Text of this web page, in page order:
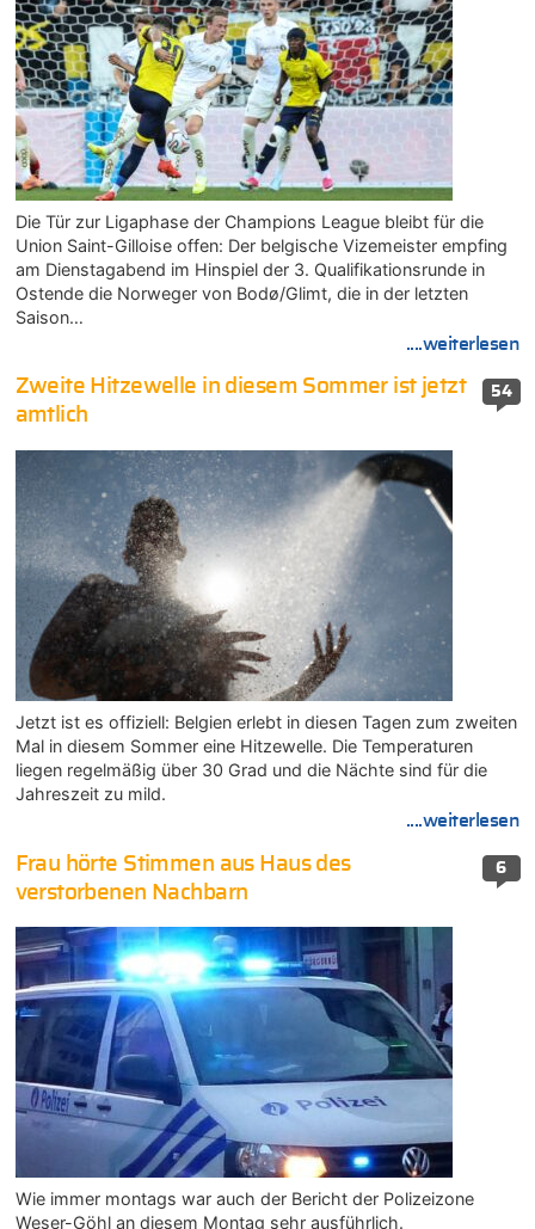
Die Tür zur Ligaphase der Champions League bleibt für die
Union Saint-Gilloise offen: Der belgische Vizemeister empfing
am Dienstagabend im Hinspiel der 3. Qualifikationsrunde in
Ostende die Norweger von Bodø/Glimt, die in der letzten
Saison…
....weiterlesen
54
Zweite Hitzewelle in diesem Sommer ist jetzt
amtlich
Jetzt ist es offiziell: Belgien erlebt in diesen Tagen zum zweiten
Mal in diesem Sommer eine Hitzewelle. Die Temperaturen
liegen regelmäßig über 30 Grad und die Nächte sind für die
Jahreszeit zu mild.
....weiterlesen
6
Frau hörte Stimmen aus Haus des
verstorbenen Nachbarn
Wie immer montags war auch der Bericht der Polizeizone
Weser-Göhl an diesem Montag sehr ausführlich.